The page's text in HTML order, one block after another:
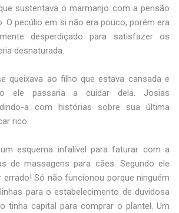
sustentava o marmanjo com a pensão
O pecúlio em si não era pouco, porém era
desperdiçado para satisfazer os
desnaturada.
queixava ao filho que estava cansada e
ele passaria a cuidar dela. Josias
a com histórias sobre sua última
rico.
esquema infalível para faturar com a
de massagens para cães. Segundo ele
Só não funcionou porque ninguém
para o estabelecimento de duvidosa
tinha capital para comprar o plantel. Um